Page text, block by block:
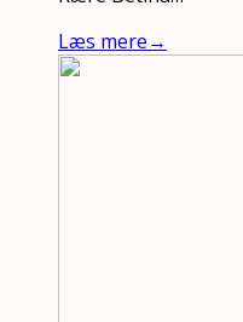
Læs mere→